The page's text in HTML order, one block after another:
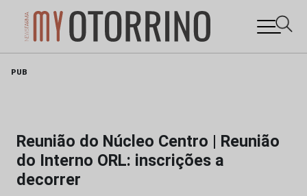
PUB
Reunião do Núcleo Centro | Reunião
do Interno ORL: inscrições a
decorrer